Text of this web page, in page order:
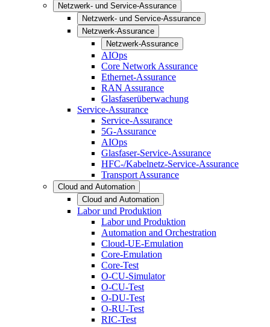
Netzwerk- und Service-Assurance
Netzwerk- und Service-Assurance
Netzwerk-Assurance
Netzwerk-Assurance
AIOps
Core Network Assurance
Ethernet-Assurance
RAN Assurance
Glasfaserüberwachung
Service-Assurance
Service-Assurance
5G-Assurance
AIOps
Glasfaser-Service-Assurance
HFC-/Kabelnetz-Service-Assurance
Transport Assurance
Cloud and Automation
Cloud and Automation
Labor und Produktion
Labor und Produktion
Automation and Orchestration
Cloud-UE-Emulation
Core-Emulation
Core-Test
O-CU-Simulator
O-CU-Test
O-DU-Test
O-RU-Test
RIC-Test